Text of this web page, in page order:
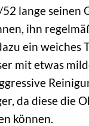
lange seinen
ihn
ein weiches
mit etwas
da diese die
können.